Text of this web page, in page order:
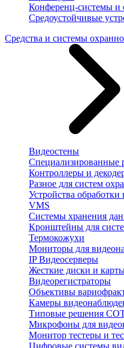
Конференц-системы и
Средоустойчивые
Средства и системы
Видеостены
Специализированные
Контроллеры и
Разное для систем
Устройства обработки
VMS
Системы хранения
Кронштейны для
Термокожухи
Мониторы для
IP Видеосерверы
Жесткие диски и
Видеорегистраторы
Объективы
Камеры
Типовые решения
Микрофоны для
Монитор тестеры и
Цифровые системы